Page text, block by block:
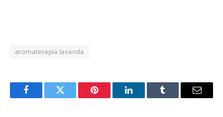
aromaterapia lavanda
FacebookTwitter Pinterest LinkedInTumblr Email